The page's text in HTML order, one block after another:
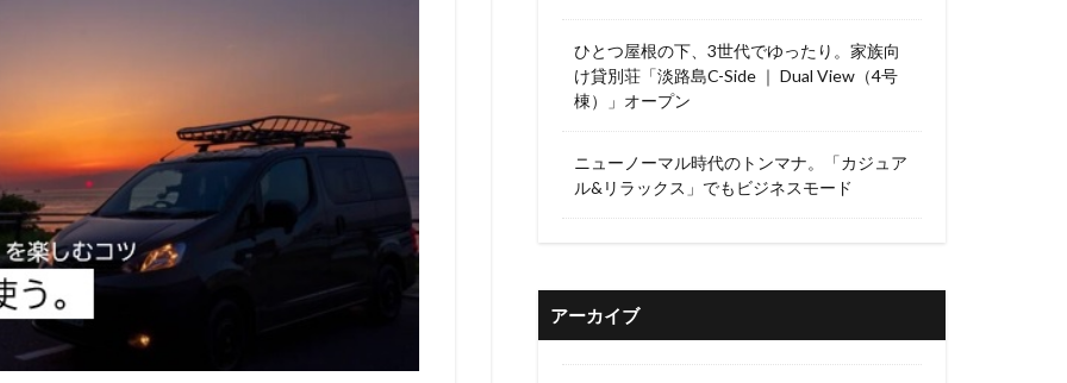
ひとつ屋根の下、3世代でゆったり。家族向
け貸別荘「淡路島C-Side ｜ Dual View（4号
棟）」オープン
ニューノーマル時代のトンマナ。「カジュア
ル&リラックス」でもビジネスモード
アーカイブ